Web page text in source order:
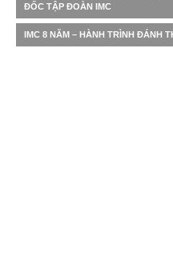
ĐỐC TẬP ĐOÀN IMC
IMC 8 NĂM – HÀNH TRÌNH ĐÁNH